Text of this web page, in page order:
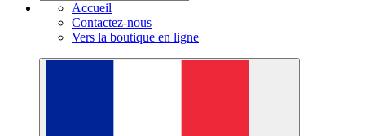
Accueil
Contactez-nous
Vers la boutique en ligne